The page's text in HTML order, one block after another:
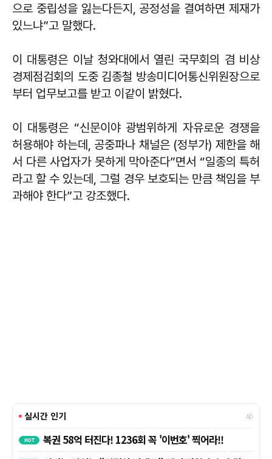
으로 중립성을 잃는다든지, 공정성을 결여하면 제재가
있느냐”고 말했다.
이 대통령은 이날 청와대에서 열린 국무회의 겸 비상
경제점검회의 도중 김종철 방송미디어통신위원장으로
부터 업무보고를 받고 이같이 밝혔다.
이 대통령은 “신문이야 광범위하게 자유로운 경쟁을
허용해야 하는데, 공중파나 채널은 (정부가) 제한을 해
서 다른 사업자가 못하게 막아준다”면서 “일종의 특허
라고 할 수 있는데, 그럴 경우 보호되는 만큼 책임을 부
과해야 한다”고 강조했다.